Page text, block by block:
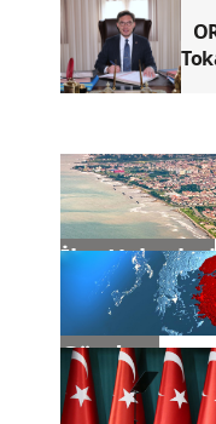
İlçe Haberleri
Gündem